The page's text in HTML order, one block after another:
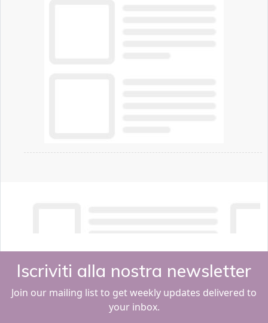
Iscriviti alla nostra newsletter
Join our mailing list to get weekly updates delivered to
your inbox.